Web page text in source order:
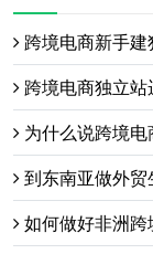
跨境电商新手
跨境电商独立
为什么说跨境
到东南亚做外
如何做好非洲